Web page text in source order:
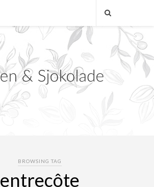
BROWSING TAG
entrecôte